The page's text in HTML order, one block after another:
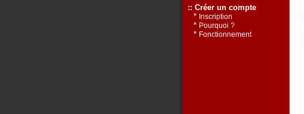
:: Créer un compte
* Inscription
* Pourquoi ?
* Fonctionnement